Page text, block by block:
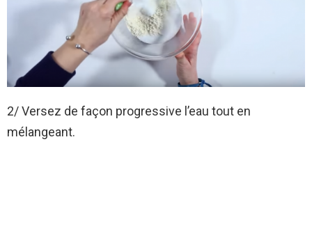
2/ Versez de façon progressive l’eau tout en
mélangeant.